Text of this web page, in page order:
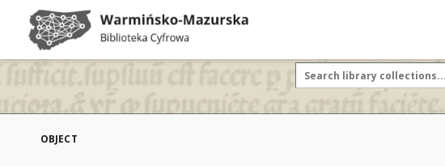
OBJECT